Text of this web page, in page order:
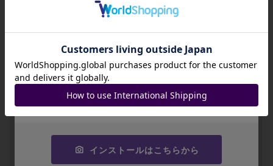
-
出品数 0
9
-
出品数 0
9
-
出品数 0
招待コード
JA9XS8
コピーする
インストールはこちらから